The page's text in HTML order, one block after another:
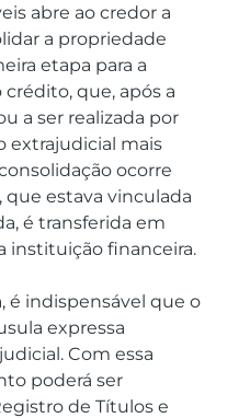
abre ao credor a
a propriedade
etapa para a
que, após a
a ser realizada por
extrajudicial mais
ocorre
estava vinculada
é transferida em
instituição financeira.
é indispensável que o
expressa
Com essa
poderá ser
de Títulos e